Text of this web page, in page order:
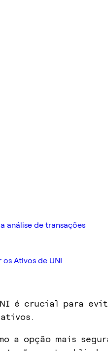
análise de transações
Ativos de UNI
é crucial para
a opção mais